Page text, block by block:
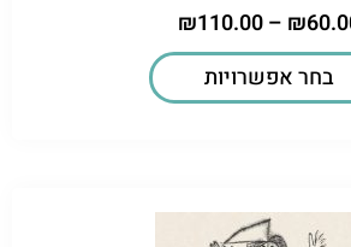
₪
–
₪110.00
בחר אפשרויות